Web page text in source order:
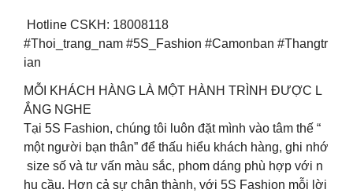
Hotline CSKH: 18008118
#Thoi_trang_nam #5S_Fashion #Camonban #Thangtr
ian
MỖI KHÁCH HÀNG LÀ MỘT HÀNH TRÌNH ĐƯỢC L
ẮNG NGHE
Tại 5S Fashion, chúng tôi luôn đặt mình vào tâm thế “
một người bạn thân” để thấu hiểu khách hàng, ghi nhớ
size số và tư vấn màu sắc, phom dáng phù hợp với n
hu cầu. Hơn cả sự chân thành, với 5S Fashion mỗi lời